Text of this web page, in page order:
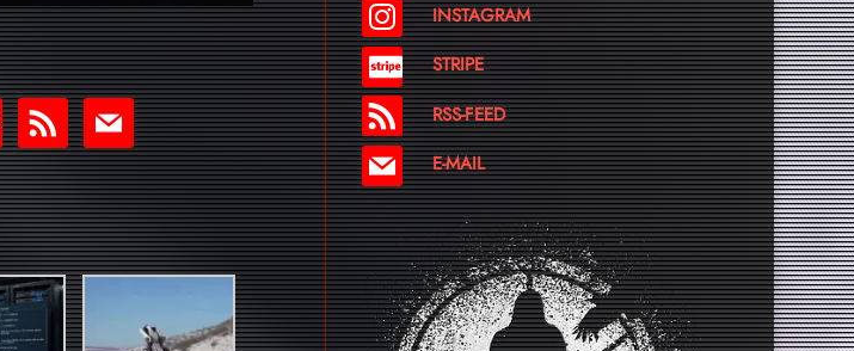
rss mail
INSTAGRAM
STRIPE
RSS-FEED
E-MAIL